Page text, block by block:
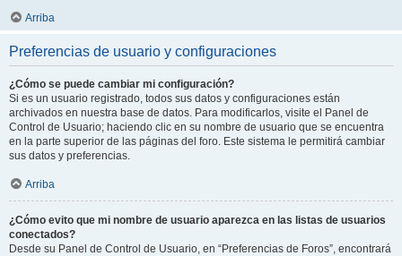
Arriba
Preferencias de usuario y configuraciones
¿Cómo se puede cambiar mi configuración?
Si es un usuario registrado, todos sus datos y configuraciones están
archivados en nuestra base de datos. Para modificarlos, visite el Panel de
Control de Usuario; haciendo clic en su nombre de usuario que se encuentra
en la parte superior de las páginas del foro. Este sistema le permitirá cambiar
sus datos y preferencias.
Arriba
¿Cómo evito que mi nombre de usuario aparezca en las listas de usuarios
conectados?
Desde su Panel de Control de Usuario, en “Preferencias de Foros”, encontrará